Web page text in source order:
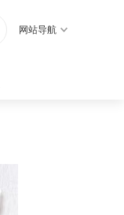
网站导航